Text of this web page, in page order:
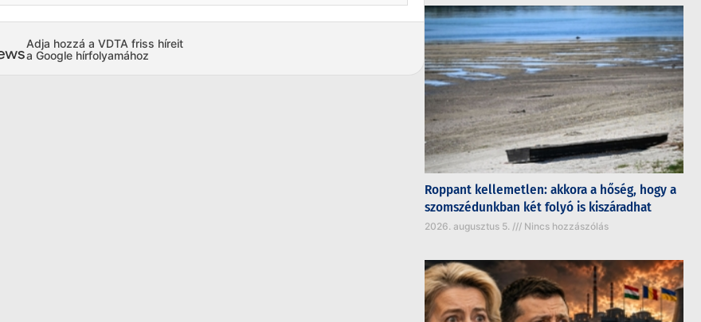
Adja hozzá a VDTA friss híreit
a Google hírfolyamához
Roppant kellemetlen: akkora a hőség, hogy a
szomszédunkban két folyó is kiszáradhat
2026. augusztus 5. Nincs hozzászólás